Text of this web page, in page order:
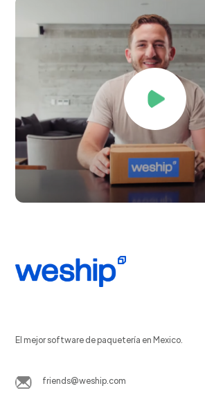
El mejor software de paquetería en Mexico.
friends@weship.com